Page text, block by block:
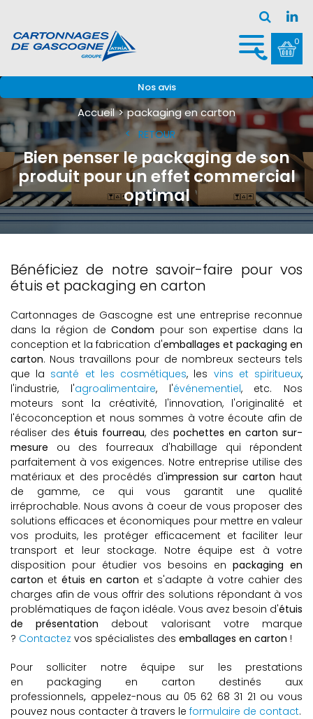
Nos avis
0
Accueil packaging en carton
RETOUR
Bien penser le packaging de son
produit pour un effet commercial
optimal
Bénéficiez de notre savoir-faire pour vos
étuis et packaging en carton
Cartonnages de Gascogne est une entreprise reconnue
dans la région deCondom pour son expertise dans la
conception et la fabrication d'emballages et packaging en
carton. Nous travaillons pour de nombreux secteurs tels
que la santé et les cosmétiques, les vins et spiritueux,
l'industrie, l'agroalimentaire, l'événementiel, etc. Nos
moteurs sont la créativité, l'innovation, l'originalité et
l'écoconception et nous sommes à votre écoute afin de
réaliser des étuis fourreau, des pochettes en carton sur-
mesure ou des fourreaux d'habillage qui répondent
parfaitement à vos exigences. Notre entreprise utilise des
matériaux et des procédés d'impression sur carton haut
de gamme, ce qui vous garantit une qualité
irréprochable. Nous avons à coeur de vous proposer des
solutions efficaces et économiques pour mettre en valeur
vos produits, les protéger efficacement et faciliter leur
transport et leur stockage. Notre équipe est à votre
disposition pour étudier vos besoins en packaging en
carton et étuis en carton et s'adapte à votre cahier des
charges afin de vous offrir des solutions répondant à vos
problématiques de façon idéale. Vous avez besoin d'étuis
de présentation debout valorisant votre marque
? Contactez vos spécialistes des emballages en carton !
Pour solliciter notre équipe sur les prestations
en packaging en carton
destinés aux
professionnels, appelez-nous au 05 62 68 31 21 ou vous
pouvez nous contacter à travers le formulaire de contact.